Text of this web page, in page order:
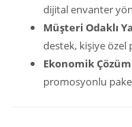
dijital envanter
Müşteri Odaklı
destek, kişiye özel
Ekonomik
promosyonlu